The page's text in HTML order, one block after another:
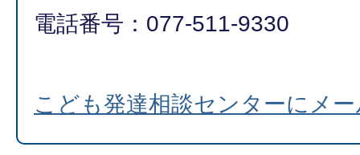
電話番号：077-511-9330
こども発達相談センターにメ